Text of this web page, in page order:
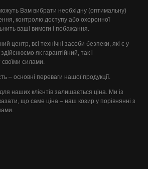
Вам вибрати необхідну (оптимальну)
контролю доступу або охоронної
ваші вимоги і побажання.
центр, всі технічні засоби безпеки, які є у
як гарантійний, так і
своїми силами.
– основні переваги нашої продукції.
наших клієнтів залишається ціна. Ми із
що саме ціна – наш козир у порівнянні з